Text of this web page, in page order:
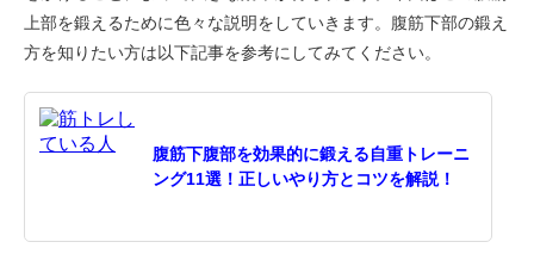
上部を鍛えるために色々な説明をしていきます。腹筋下部の鍛え
方を知りたい方は以下記事を参考にしてみてください。
腹筋下腹部を効果的に鍛える自重トレーニ
ング11選！正しいやり方とコツを解説！